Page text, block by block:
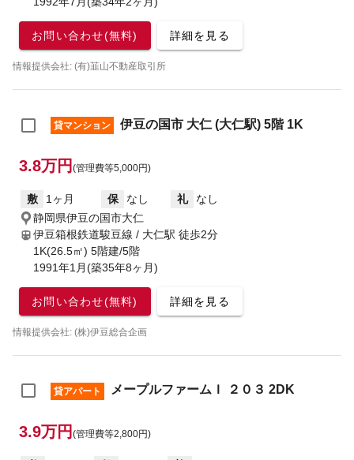
お問い合わせ(無料) 詳細を見る
情報提供会社: (有)韮山不動産取引所
貸マンション 伊豆の国市 大仁 (大仁駅) 5階 1K
3.8万円 (管理費等5,000円)
敷 1ヶ月 保 なし 礼
なし
静岡県伊豆の国市大仁
伊豆箱根鉄道駿豆線 / 大仁駅 徒歩2分
1K(26.5㎡) 5階建/5階
1991年1月(築35年8ヶ月)
お問い合わせ(無料) 詳細を見る
情報提供会社: (株)伊豆総合企画
貸アパート メープルファームＩ ２０３ 2DK
3.9万円 (管理費等2,800円)